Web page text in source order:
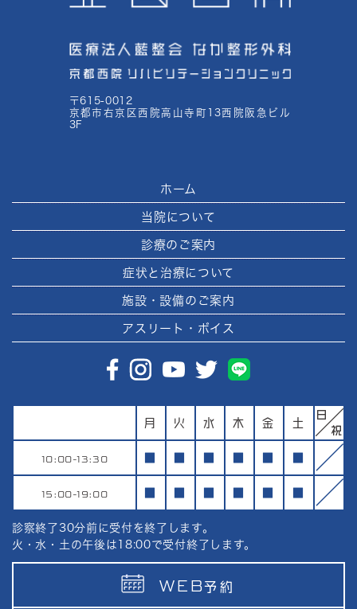
〒615-0012
京都市右京区西院高山寺町13西院阪急ビル
3F
ホーム
当院について
診療のご案内
症状と治療について
施設・設備のご案内
アスリート・ボイス
月 火 水 木 金 土
10:00-13:30
15:00-19:00
診察終了30分前に受付を終了します。
火・水・土の午後は18:00で受付終了します。
WEB予約